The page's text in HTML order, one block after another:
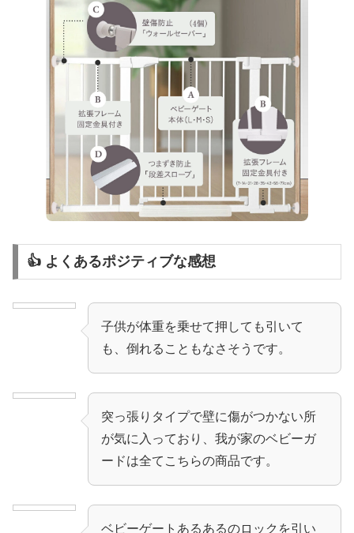
👍 よくあるポジティブな感想
子供が体重を乗せて押しても引いて
も、倒れることもなさそうです。
突っ張りタイプで壁に傷がつかない所
が気に入っており、我が家のベビーガ
ードは全てこちらの商品です。
ベビーゲートあるあるのロックを引い